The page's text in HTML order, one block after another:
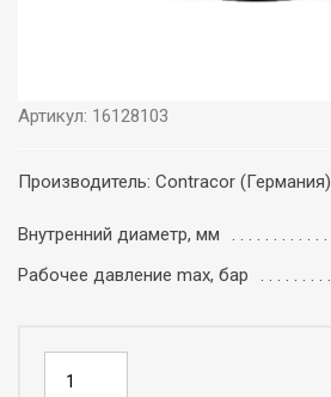
Артикул: 16128103
Производитель: Contracor (Германия)
Внутренний диаметр, мм
Рабочее давление max, бар